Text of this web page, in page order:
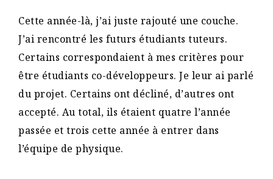
Cette année-là, j’ai juste rajouté une couche.
J’ai rencontré les futurs étudiants tuteurs.
Certains correspondaient à mes critères pour
être étudiants co-développeurs. Je leur ai parlé
du projet. Certains ont décliné, d’autres ont
accepté. Au total, ils étaient quatre l’année
passée et trois cette année à entrer dans
l’équipe de physique.